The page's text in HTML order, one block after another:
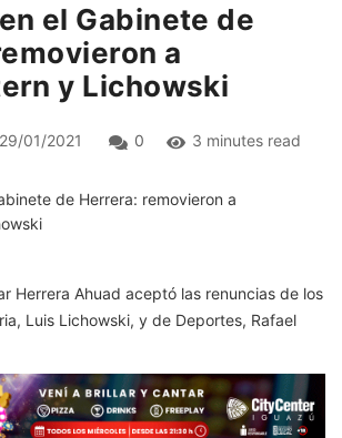
el Gabinete de
a
y Lichowski
29/01/2021 0 3 minutes read
Herrera Ahuad aceptó las renuncias de los
Luis Lichowski, y de Deportes, Rafael